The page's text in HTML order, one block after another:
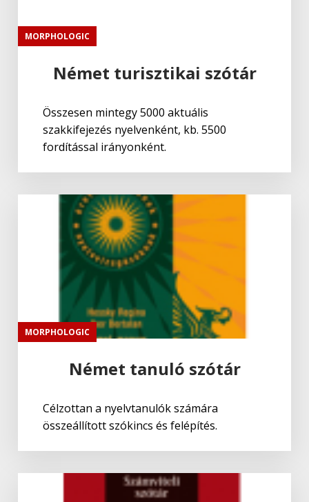
MORPHOLOGIC
Német turisztikai szótár
Összesen mintegy 5000 aktuális
szakkifejezés nyelvenként, kb. 5500
fordítással irányonként.
MORPHOLOGIC
Német tanuló szótár
Célzottan a nyelvtanulók számára
összeállított szókincs és felépítés.